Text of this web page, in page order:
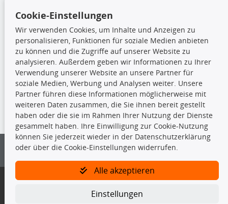
Stoßdämpfer
TecDoc Inside
Die hier angezeigten Daten insbesondere die gesamte Datenbank dürfen
nicht kopiert werden.
Es ist zu unterlassen, die Daten oder die gesamte Datenbank ohne
vorherige Zustimmung von TecDoc zu vervielfältigen, zu verbreiten
und/oder diese Handlungen durch Dritte ausführen zu lassen. Ein
Bitte prüfen Sie, ob das über unseren Onlineshop identifizierte Ersatzteil
Gegebenenfalls sind ergänzende Informationen notwendig, um
Cookie-Einstellungen
Wir verwenden Cookies, um Inhalte und Anzeigen zu
personalisieren, Funktionen für soziale Medien anbieten
zu können und die Zugriffe auf unserer Website zu
analysieren. Außerdem geben wir Informationen zu Ihrer
Verwendung unserer Website an unsere Partner für
soziale Medien, Werbung und Analysen weiter. Unsere
Partner führen diese Informationen möglicherweise mit
weiteren Daten zusammen, die Sie ihnen bereit gestellt
haben oder die sie im Rahmen Ihrer Nutzung der Dienste
gesammelt haben. Ihre Einwilligung zur Cookie-Nutzung
können Sie jederzeit wieder in der Datenschutzerklärung
oder über die Cookie-Einstellungen widerrufen.
Alle akzeptieren
Einstellungen